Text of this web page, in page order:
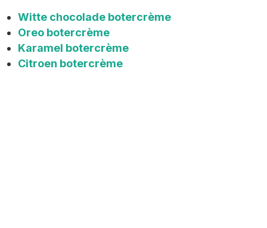
Witte chocolade botercrème
Oreo botercrème
Karamel botercrème
Citroen botercrème